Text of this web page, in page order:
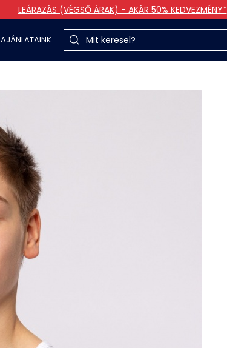
LEÁRAZÁS (VÉGSŐ ÁRAK) - AKÁR 50% KEDVEZMÉNY*
AJÁNLATAINK